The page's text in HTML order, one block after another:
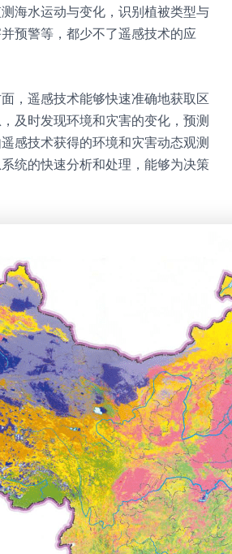
海水运动与变化，识别植被类型与
预警等，都少不了遥感技术的应
，遥感技术能够快速准确地获取区
及时发现环境和灾害的变化，预测
感技术获得的环境和灾害动态观测
统的快速分析和处理，能够为决策